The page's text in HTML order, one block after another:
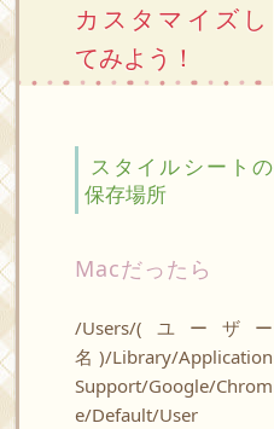
カスタマイズし
てみよう！
スタイルシートの
保存場所
Macだったら
/Users/(ユーザー
名)/Library/Application
Support/Google/Chrom
e/Default/User